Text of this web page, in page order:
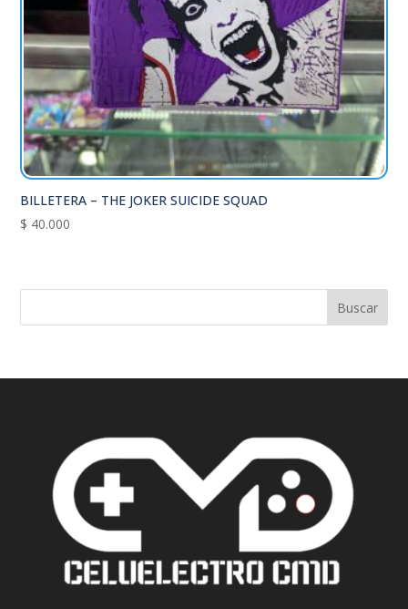
BILLETERA – THE JOKER SUICIDE SQUAD
$ 40.000
Buscar